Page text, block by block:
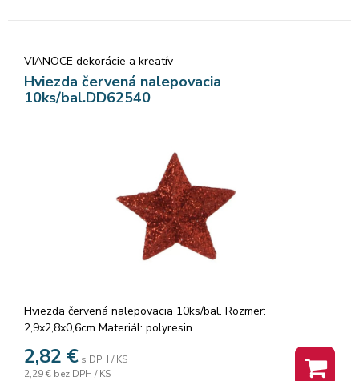
VIANOCE dekorácie a kreatív
Hviezda červená nalepovacia
10ks/bal.DD62540
Hviezda červená nalepovacia 10ks/bal. Rozmer:
2,9x2,8x0,6cm Materiál: polyresin
2,82 € s DPH / KS
2,29 € bez DPH / KS